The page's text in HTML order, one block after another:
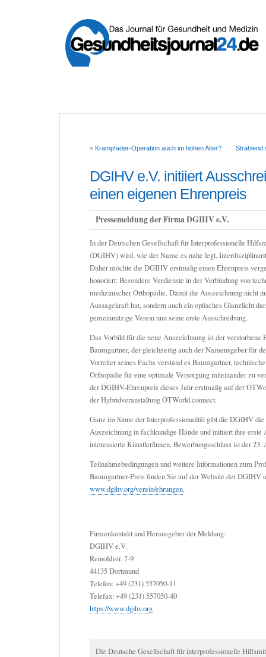
« Krampfader-Operation auch im hohen Alter? Strahlend
DGIHV e.V. initiiert
einen eigenen Ehrenpreis
Pressemeldung der Firma DGIHV e.V.
In der Deutschen Gesellschaft für Interprofessionelle
(DGIHV) wird, wie der Name es nahe legt,
Daher möchte die DGIHV erstmalig einen Ehrenpreis
honoriert: Besondere Verdienste in der Verbindung von
medizinischer Orthopädie. Damit die Auszeichnung nicht
Aussagekraft hat, sondern auch ein optisches Glanzlicht
gemeinnützige Verein nun seine erste Ausschreibung.
Das Vorbild für die neue Auszeichnung ist der verstorbene
Baumgartner, der gleichzeitig auch der Namensgeber für
Vorreiter seines Fachs verstand es Baumgartner,
Orthopädie für eine optimale Versorgung miteinander zu
der DGIHV-Ehrenpreis dieses Jahr erstmalig auf der
der Hybridveranstaltung OTWorld.connect.
Ganz im Sinne der Interprofessionalität gibt die DGIHV die
Auszeichnung in fachkundige Hände und initiiert ihre erste
interessierte Künstler/innen. Bewerbungsschluss ist der 23.
Teilnahmebedingungen und weitere Informationen zum
Baumgartner-Preis finden Sie auf der Website der DGIHV
www.dgihv.org/verein/ehrungen.
Firmenkontakt und Herausgeber der Meldung:
DGIHV e.V.
Reinoldistr. 7-9
44135 Dortmund
Telefon: +49 (231) 557050-11
Telefax: +49 (231) 557050-40
https://www.dgihv.org
Die Deutsche Gesellschaft für interprofessionelle